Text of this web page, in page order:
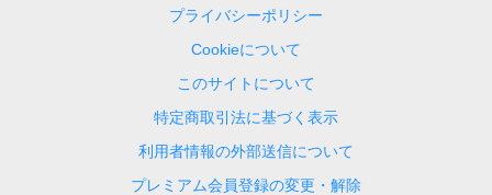
プライバシーポリシー
Cookieについて
このサイトについて
特定商取引法に基づく表示
利用者情報の外部送信について
プレミアム会員登録の変更・解除